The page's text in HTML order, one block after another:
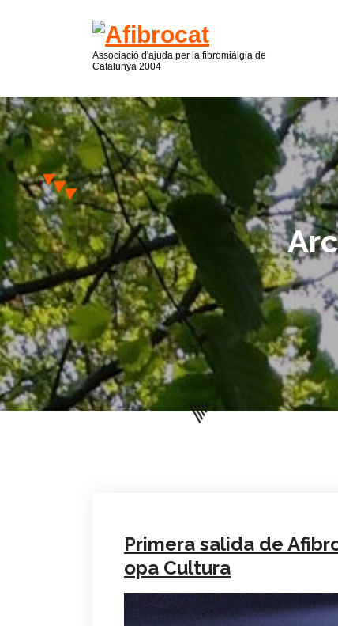
Associació d'ajuda per la fibromiàlgia de
Catalunya 2004
Primera salida de
opa Cultura